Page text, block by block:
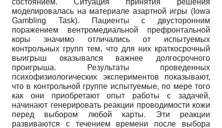
состоянием. Ситуация принятия решения
моделировалась на материале азартной игры (Iowa
Gambling Task). Пациенты с двусторонним
поражением вентромедиальной префронтальной
коры значимо отличались от испытуемых
контрольных групп тем, что для них краткосрочный
выигрыш оказывался важнее долгосрочного
проигрыша. Результаты проведенных
психофизиологических экспериментов показывают,
что в контрольной группе испытуемые, по мере того
как они приобретают опыт работы с задачей,
начинают генерировать реакции проводимости кожи
перед выбором любой карты. Эти реакции
развиваются с течением времени после выбора